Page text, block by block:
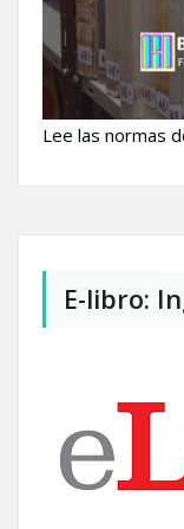
Lee las normas
E-libro: